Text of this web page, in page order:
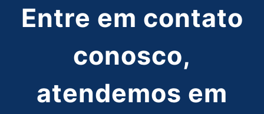
Entre em contato
conosco,
atendemos em